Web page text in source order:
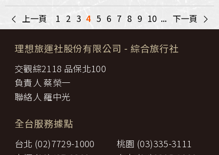
< 上一頁 1 2 3 4 5 6 7 8 9 10 ... 下一頁 >
理想旅運社股份有限公司 - 綜合旅行社
交觀綜2118 品保北100
負責人 蔡榮一
聯絡人 羅中光
全台服務據點
台北 (02)7729-1000
桃園 (03)335-3111